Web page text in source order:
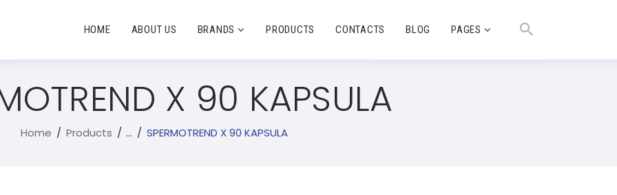
HOME ABOUT US BRANDS PRODUCTS CONTACTS BLOG PAGES
X 90 KAPSULA
Home Products ... SPERMOTREND X 90 KAPSULA